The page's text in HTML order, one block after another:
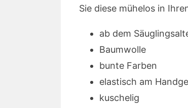
Sie diese mühelos in
ab dem
Baumwolle
bunte Farben
elastisch am
kuschelig